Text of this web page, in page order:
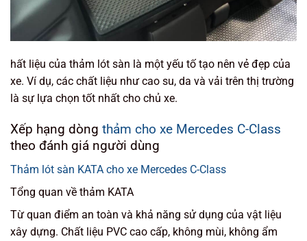
hất liệu của thảm lót sàn là một yếu tố tạo nên vẻ đẹp của
xe. Ví dụ, các chất liệu như cao su, da và vải trên thị trường
là sự lựa chọn tốt nhất cho chủ xe.
Xếp hạng dòng thảm cho xe Mercedes C-Class
theo đánh giá người dùng
Thảm lót sàn KATA cho xe Mercedes C-Class
Tổng quan về thảm KATA
Từ quan điểm an toàn và khả năng sử dụng của vật liệu
xây dựng. Chất liệu PVC cao cấp, không mùi, không ẩm